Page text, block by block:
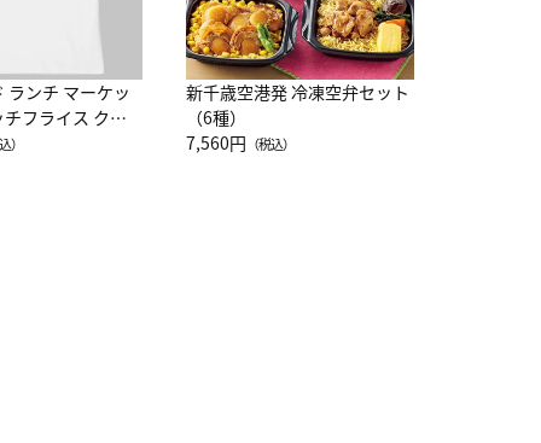
ランチ マーケッ
チフライス クル
半袖Ｔシャツ
）
新千歳空港発 冷凍空弁セット
（6種）
7,560円 （税込）